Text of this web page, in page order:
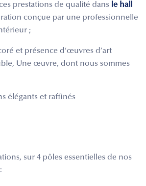
prestations de qualité dans le hall
conçue par une professionnelle
;
et présence d’œuvres d’art
Une œuvre, dont nous sommes
élégants et raffinés
sur 4 pôles essentielles de nos